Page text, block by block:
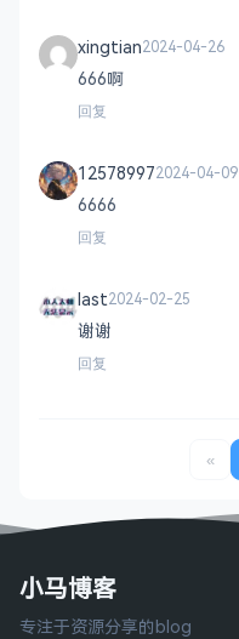
xingtian2024-04-26
666啊
回复
125789972024-04-09
6666
回复
last2024-02-25
谢谢
回复
«
小马博客
专注于资源分享的blog